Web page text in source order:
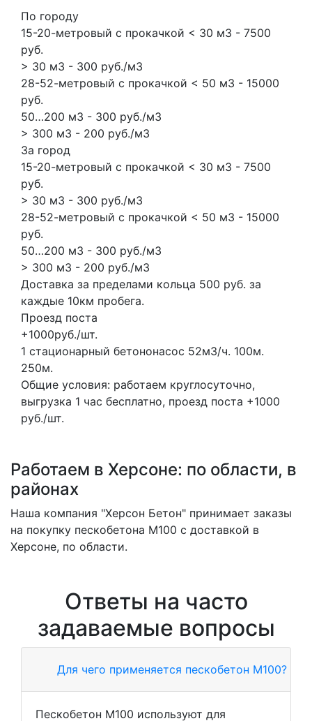
По городу
15-20-метровый с прокачкой < 30 м3 - 7500
руб.
> 30 м3 - 300 руб./м3
28-52-метровый с прокачкой < 50 м3 - 15000
руб.
50…200 м3 - 300 руб./м3
> 300 м3 - 200 руб./м3
За город
15-20-метровый с прокачкой < 30 м3 - 7500
руб.
> 30 м3 - 300 руб./м3
28-52-метровый с прокачкой < 50 м3 - 15000
руб.
50…200 м3 - 300 руб./м3
> 300 м3 - 200 руб./м3
Доставка за пределами кольца 500 руб. за
каждые 10км пробега.
Проезд поста
+1000руб./шт.
1 стационарный бетононасос 52м3/ч. 100м.
250м.
Общие условия: работаем круглосуточно,
выгрузка 1 час бесплатно, проезд поста +1000
руб./шт.
Работаем в Херсоне: по области, в
районах
Наша компания "Херсон Бетон" принимает заказы
на покупку пескобетона M100 с доставкой в
Херсоне, по области.
Ответы на часто
задаваемые вопросы
Для чего применяется пескобетон М100?
Пескобетон М100 используют для